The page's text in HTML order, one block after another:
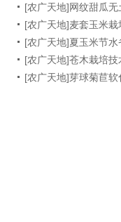
[农广天地]网纹甜瓜无
[农广天地]麦套玉米栽
[农广天地]夏玉米节水
[农广天地]苍木栽培技
[农广天地]芽球菊苣软